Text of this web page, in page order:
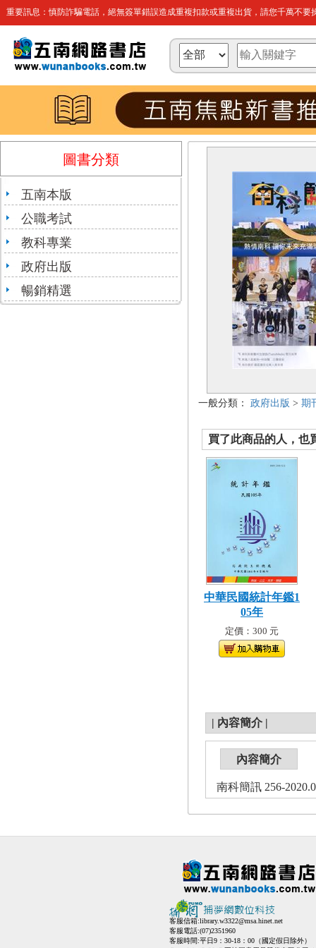
重要訊息：慎防詐騙電話，絕無簽單錯誤造成重複扣款或重複出貨，請您千萬不要
圖書分類
五南本版
公職考試
教科專業
政府出版
暢銷精選
一般分類： 政府出版 > 期
買了此商品的人，也
中華民國統計年鑑1
05年
定價：300 元
| 內容簡介 |
內容簡介
南科簡訊 256-
客服信箱:library.w3322@msa.hinet.net
客服電話:(07)2351960
客服時間:平日9：30-18：00（國定假日除外）